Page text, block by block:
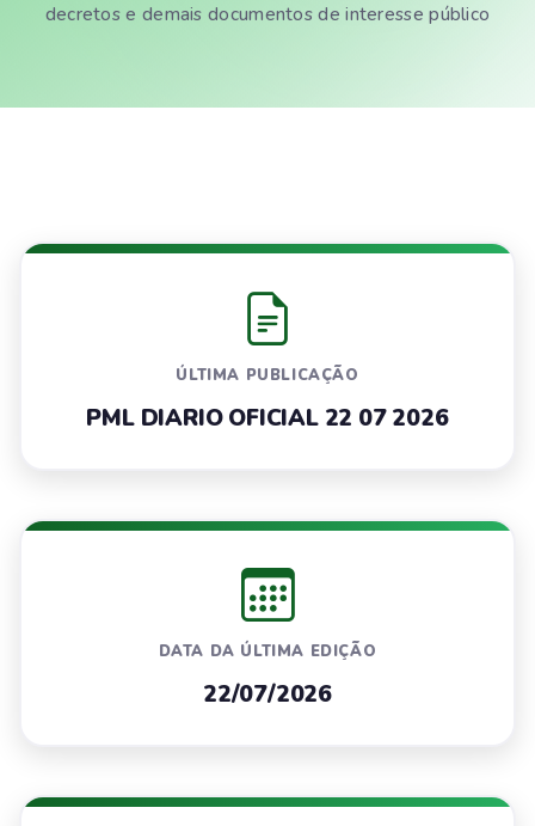
decretos e demais documentos de interesse público
ÚLTIMA PUBLICAÇÃO
PML DIARIO OFICIAL 22 07 2026
DATA DA ÚLTIMA EDIÇÃO
22/07/2026